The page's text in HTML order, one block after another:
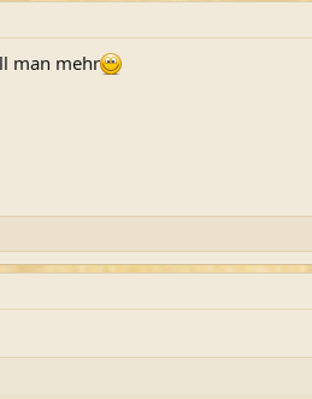
man mehr